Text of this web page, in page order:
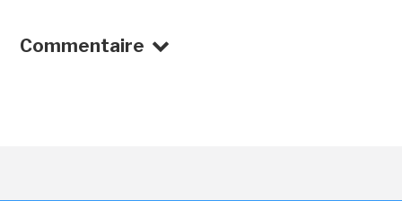
Commentaire